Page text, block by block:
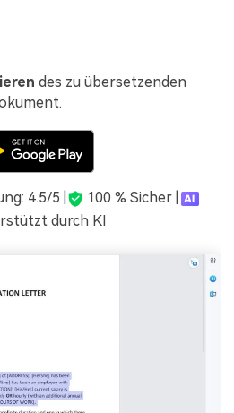
des zu übersetzenden
4.5/5 |
100 % Sicher |
durch KI